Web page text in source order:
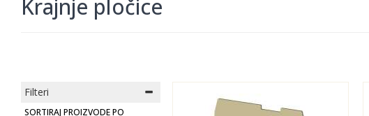
Krajnje pločice
Filteri
SORTIRAJ PROIZVODE PO